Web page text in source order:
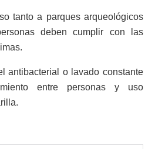
tanto a parques arqueológicos
deben cumplir con las
antibacterial o lavado constante
entre personas y uso